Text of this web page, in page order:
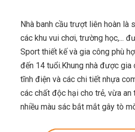
Nhà banh cầu trượt liên hoàn là
các khu vui chơi, trường học,...
Sport thiết kế và gia công phù
đến 14 tuổi.Khung nhà được
tĩnh điện và các chi tiết nhựa
các chất độc hại cho trẻ, vừa an
nhiều màu sác bắt mắt gây tò